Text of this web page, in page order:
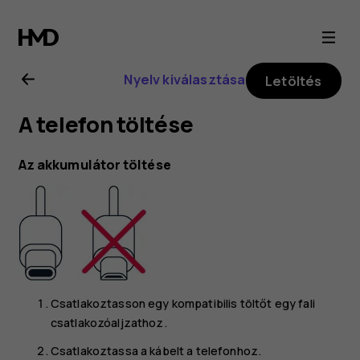
Nokia
8.1
felhasználói
kézikönyv
Nyelv kiválasztása Letöltés
A telefon töltése
Az akkumulátor töltése
Csatlakoztasson egy kompatibilis töltőt egy fali
csatlakozóaljzathoz.
Csatlakoztassa a kábelt a telefonhoz.